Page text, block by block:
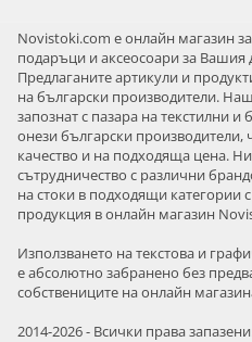
Novistoki.com e онлайн магазин
подаръци и аксеосоари за Вашия
Предлаганите артикули и
на български производители.
запознат с пазара на текстилни и
онези български производители,
качество и на подходяща цена.
сътрудничество с различни
на стоки в подходящи категории
продукция в онлайн магазин
Използването на текстова и
е абсолютно забранено без
собствениците на онлайн
2014-2026 - Всички права